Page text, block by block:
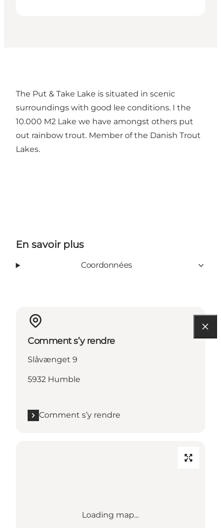
The Put & Take Lake is situated in scenic
surroundings with good lee conditions. I the
10.000 M2 Lake we have amongst others put
out rainbow trout. Member of the Danish Trout
Lakes.
En savoir plus
Coordonnées
Comment s’y rendre
Slåvænget 9
5932 Humble
Comment s’y rendre
Loading map...